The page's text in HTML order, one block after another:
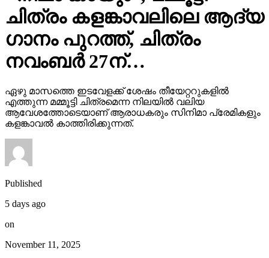
ചിത്രം കളങ്കാവലിലെ ആദ്യ
ഗാനം പുറത്ത്, ചിത്രം
നവംബർ 27ന്…
ഏഴു മാസത്തെ ഇടവേളക്ക് ശേഷം തീയേറ്ററുകളിൽ
എത്തുന്ന മമ്മൂട്ടി ചിത്രമെന്ന നിലയിൽ വലിയ
ആവേശത്തോടെയാണ് ആരാധകരും സിനിമാ പ്രേമികളും
കളങ്കാവൽ കാത്തിരിക്കുന്നത്.
Published
5 days ago
on
November 11, 2025